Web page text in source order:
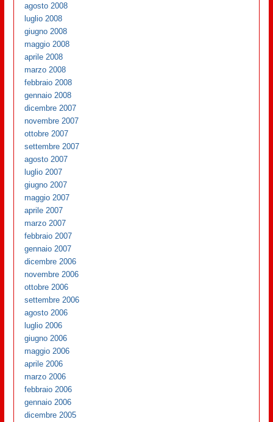
agosto 2008
luglio 2008
giugno 2008
maggio 2008
aprile 2008
marzo 2008
febbraio 2008
gennaio 2008
dicembre 2007
novembre 2007
ottobre 2007
settembre 2007
agosto 2007
luglio 2007
giugno 2007
maggio 2007
aprile 2007
marzo 2007
febbraio 2007
gennaio 2007
dicembre 2006
novembre 2006
ottobre 2006
settembre 2006
agosto 2006
luglio 2006
giugno 2006
maggio 2006
aprile 2006
marzo 2006
febbraio 2006
gennaio 2006
dicembre 2005